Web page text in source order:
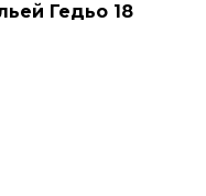
Гедьо 18